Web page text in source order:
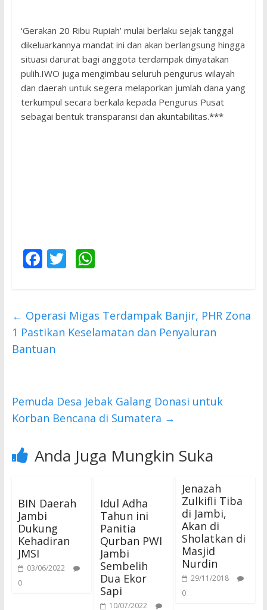
‘Gerakan 20 Ribu Rupiah’ mulai berlaku sejak tanggal
dikeluarkannya mandat ini dan akan berlangsung hingga
situasi darurat bagi anggota terdampak dinyatakan
pulih.IWO juga mengimbau seluruh pengurus wilayah
dan daerah untuk segera melaporkan jumlah dana yang
terkumpul secara berkala kepada Pengurus Pusat
sebagai bentuk transparansi dan akuntabilitas.***
F
b
o
o
T
er
W
s
A
← Operasi Migas Terdampak Banjir, PHR Zona
1 Pastikan Keselamatan dan Penyaluran
Bantuan
Pemuda Desa Jebak Galang Donasi untuk
Korban Bencana di Sumatera →
Anda Juga Mungkin Suka
BIN Daerah
Jambi
Dukung
Kehadiran
JMSI
03/06/2022
0
Idul Adha
Tahun ini
Panitia
Qurban PWI
Jambi
Sembelih
Dua Ekor
Sapi
10/07/2022
Jenazah
Zulkifli Tiba
di Jambi,
Akan di
Sholatkan di
Masjid
Nurdin
29/11/2018
0